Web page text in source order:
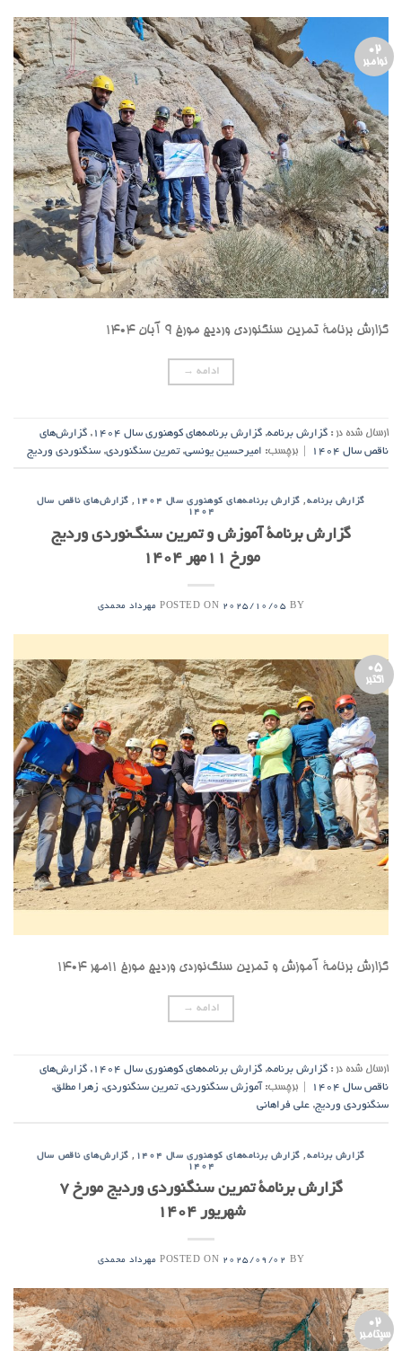
02
نوامبر
گزارش برنامۀ تمرین سنگنوردی وردیج مورخ ۹ آبان ۱۴۰۴
ادامه →
ارسال شده در : گزارش برنامه, گزارش برنامه‌های کوهنوری سال ۱۴۰۴ , گزارش‌های
ناقص سال ۱۴۰۴
برچسب: امیرحسین یونسی,تمرین سنگنوردی, سنگنوردی وردیج
گزارش برنامه, گزارش برنامه‌های کوهنوری سال ۱۴۰۴ , گزارش‌های ناقص سال
۱۴۰۴
گزارش برنامۀ آموزش و تمرین سنگ‌نوردی وردیج
مورخ ۱۱مهر ۱۴۰۴
POSTED ON 2025/10/05 BY مهرداد محمدی
05
اکتبر
گزارش برنامۀ آموزش و تمرین سنگ‌نوردی وردیج مورخ ۱۱مهر ۱۴۰۴
ادامه →
ارسال شده در : گزارش برنامه, گزارش برنامه‌های کوهنوری سال ۱۴۰۴ , گزارش‌های
ناقص سال ۱۴۰۴
برچسب: آموزش سنگنوردی,تمرین سنگنوردی, زهرا مطلق,
سنگنوردی وردیج, علی فراهانی
گزارش برنامه, گزارش برنامه‌های کوهنوری سال ۱۴۰۴ , گزارش‌های ناقص سال
۱۴۰۴
گزارش برنامۀ تمرین سنگنوردی وردیج مورخ ۷
شهریور ۱۴۰۴
POSTED ON 2025/09/02 BY مهرداد محمدی
02
سپتامبر